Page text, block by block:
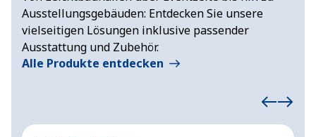
Ausstellungsgebäuden: Entdecken Sie unsere
vielseitigen Lösungen inklusive passender
Ausstattung und Zubehör.
Alle Produkte entdecken